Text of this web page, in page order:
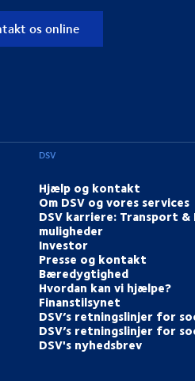
os online
DSV
Hjælp og kontakt
Om DSV og vores services
DSV karriere: Transport
muligheder
Investor
Presse og kontakt
Bæredygtighed
Hvordan kan vi hjælpe?
Finanstilsynet
DSV’s retningslinjer for
DSV’s retningslinjer for
DSV's nyhedsbrev